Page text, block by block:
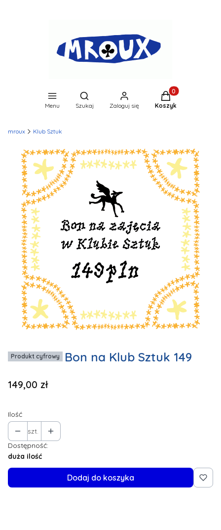
Menu
Otwórz wyszukiwarkę
Szukaj Zaloguj się
Produkty w
Koszyk
mroux Klub Sztuk
Produkt cyfrowy Bon na Klub Sztuk 149
Cena
149,00 zł
Ilość
szt.
Dostępność:
duża ilość
Dodaj do koszyka